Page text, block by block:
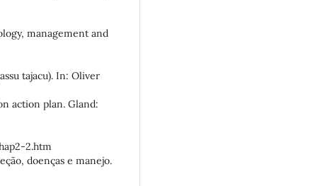
management and
tajacu). In: Oliver
action plan. Gland:
2.htm
doenças e manejo.